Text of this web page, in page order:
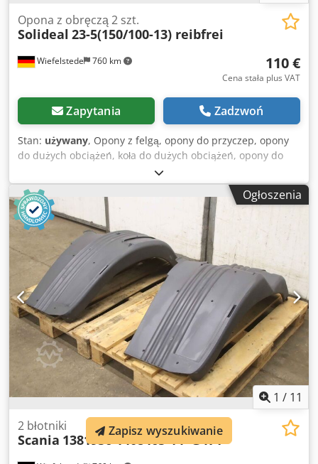
Wiefelstede 760 km
Opona z obręczą 2 szt.
Solideal 23-5(150/100-13) reibfrei
110 €
Cena stała plus VAT
Zapytania Zadzwoń
Stan: używany, Opony z felgą, opony do przyczep, opony
do dużych obciążeń, koła do dużych obciążeń, opony do
wózków widłowych -Przekazanie: w stanie, w jakim zostały
sprawdzone -Zużycie opon: patrz zdjęcia -Producent:
Solideal, 2 opony z dętką i felgą Dkedpfx Ajur Alqsi Ier -
Rozmiar opony: 23-5(150/100-13) -ciśnienie w oponach: bar
-Koło podziałowe: Ø 162 x 18 mm -Obręcz: Ø 110 mm -
Cena/dostawa: kompletna -Waga: 27 kg/szt.
Ogłoszenia
1 / 11
2 błotniki
Scania 1381956 1408465 4 P G R T
Zapisz wyszukiwanie